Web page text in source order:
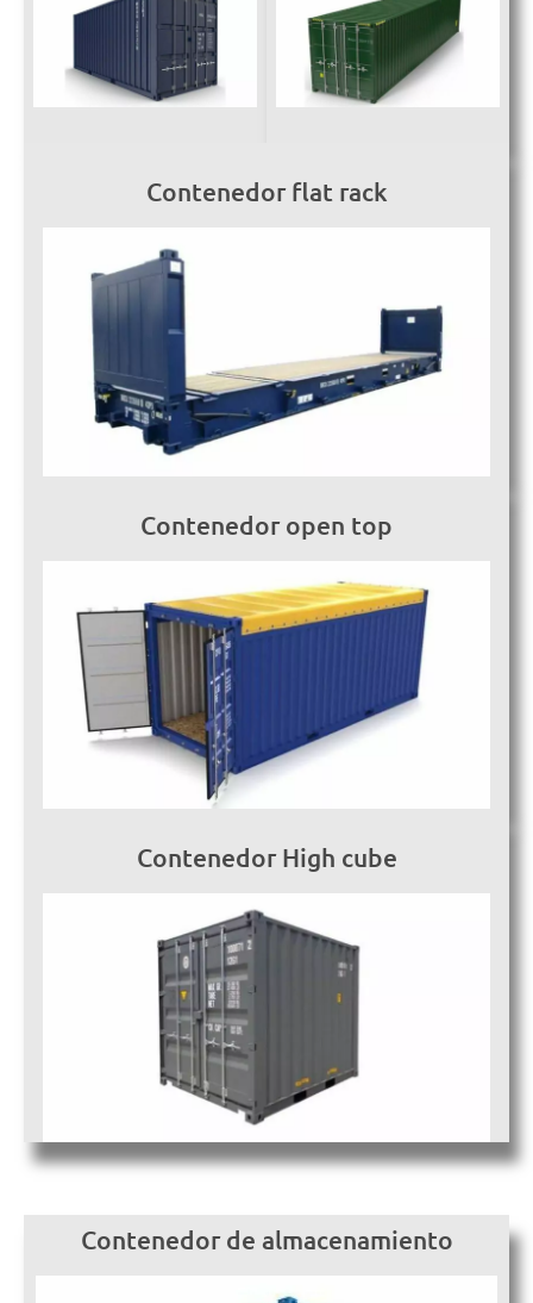
Contenedor flat rack
Contenedor open top
Contenedor High cube
Contenedor de almacenamiento